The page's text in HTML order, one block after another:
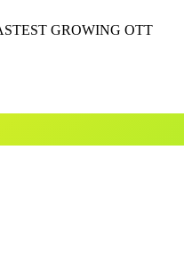
GROWING OTT